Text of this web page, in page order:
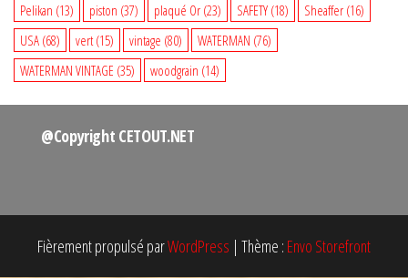
Pelikan (13) piston (37) plaqué Or (23) SAFETY (18) Sheaffer (16)
USA (68) vert(15) vintage (80) WATERMAN (76)
WATERMAN VINTAGE (35) woodgrain (14)
@Copyright CETOUT.NET
Fièrement propulsé parWordPress | Thème : Envo Storefront